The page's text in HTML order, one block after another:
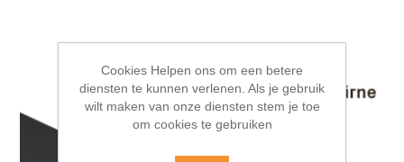
Cookies Helpen ons om een betere
diensten te kunnen verlenen. Als je gebruik
wilt maken van onze diensten stem je toe
om cookies te gebruiken